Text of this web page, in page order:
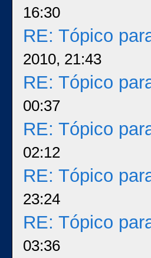
16:30
RE: Tópico
2010, 21:43
RE: Tópico
00:37
RE: Tópico
02:12
RE: Tópico
23:24
RE: Tópico
03:36